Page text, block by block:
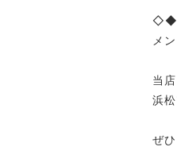
メ
当
浜
ぜ